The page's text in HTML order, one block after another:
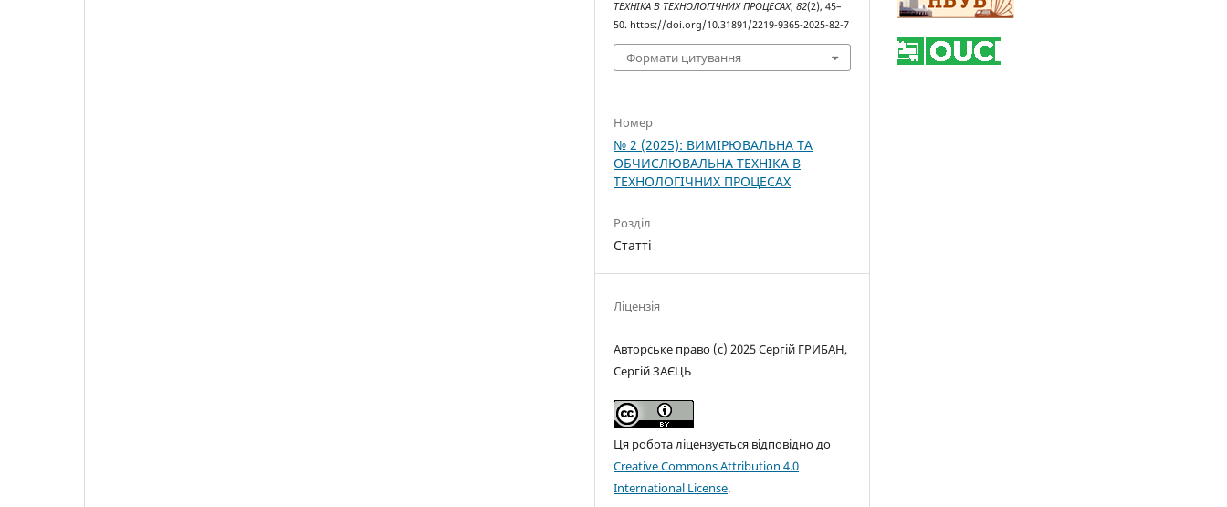
ТЕХНІКА В ТЕХНОЛОГІЧНИХ ПРОЦЕСАХ,82(2), 45–
50. https://doi.org/10.31891/2219-9365-2025-82-7
Формати цитування
Номер
№ 2 (2025): ВИМІРЮВАЛЬНА ТА
ОБЧИСЛЮВАЛЬНА ТЕХНІКА В
ТЕХНОЛОГІЧНИХ ПРОЦЕСАХ
Розділ
Статті
Ліцензія
Авторське право (c) 2025 Сергій ГРИБАН,
Сергій ЗАЄЦЬ
Ця робота ліцензується відповідно до
Creative Commons Attribution 4.0
International License.